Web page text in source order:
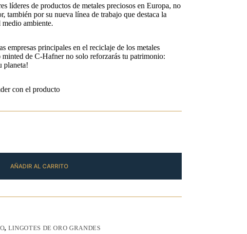
líderes de productos de metales preciosos en Europa, no
también por su nueva línea de trabajo que destaca la
ambiente.
empresas principales en el reciclaje de los metales
de C-Hafner no solo reforzarás tu patrimonio:
planeta!
con el producto
AÑADIR AL CARRITO
, LINGOTES DE ORO GRANDES